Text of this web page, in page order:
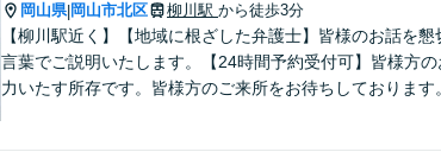
岡山県|岡山市北区 柳川駅 から徒歩3分
【柳川駅近く】【地域に根ざした弁護士】皆様のお話を
言葉でご説明いたします。【24時間予約受付可】皆様方
力いたす所存です。皆様方のご来所をお待ちしております。